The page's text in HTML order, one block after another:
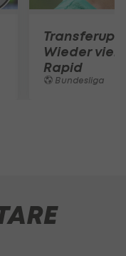
Wieder viel
Rapid
Bundesliga